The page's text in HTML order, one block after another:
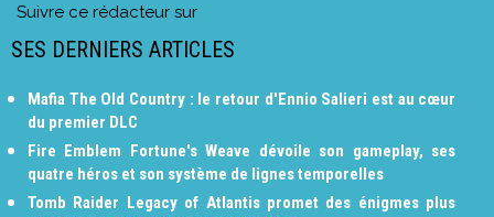
Suivre ce rédacteur sur
SES DERNIERS ARTICLES
Mafia The Old Country : le retour d'Ennio Salieri est au cœur
du premier DLC
Fire Emblem Fortune's Weave dévoile son gameplay, ses
quatre héros et son système de lignes temporelles
Tomb Raider Legacy of Atlantis promet des énigmes plus